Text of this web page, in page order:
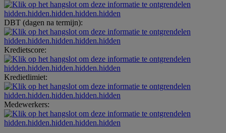
hidden.hidden.hidden.hidden.hidden
DBT (dagen na termijn):
hidden.hidden.hidden.hidden.hidden
Kredietscore:
hidden.hidden.hidden.hidden.hidden
Kredietlimiet:
hidden.hidden.hidden.hidden.hidden
Medewerkers:
hidden.hidden.hidden.hidden.hidden